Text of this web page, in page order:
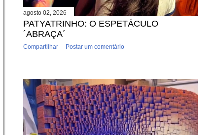
agosto 02, 2026
PATYATRINHO: O ESPETÁCULO
´ABRAÇA´
Compartilhar Postar um comentário